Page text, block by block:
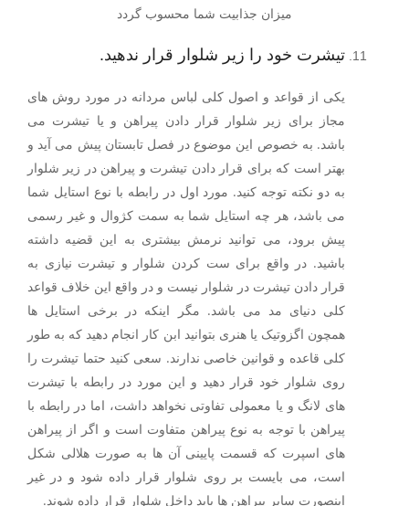
میزان جذابیت شما محسوب گردد
تیشرت خود را زیر شلوار قرار ندهید.
یکی از قواعد و اصول کلی لباس مردانه در مورد روش های
مجاز برای زیر شلوار قرار دادن پیراهن و یا تیشرت می
باشد. به خصوص این موضوع در فصل تابستان پیش می آید و
بهتر است که برای قرار دادن تیشرت و پیراهن در زیر شلوار
به دو نکته توجه کنید. مورد اول در رابطه با نوع استایل شما
می باشد، هر چه استایل شما به سمت کژوال و غیر رسمی
پیش برود، می توانید نرمش بیشتری به این قضیه داشته
باشید. در واقع برای ست کردن شلوار و تیشرت نیازی به
قرار دادن تیشرت در شلوار نیست و در واقع این خلاف قواعد
کلی دنیای مد می باشد. مگر اینکه در برخی استایل ها
همچون اگزوتیک یا هنری بتوانید ابن کار انجام دهید که به طور
کلی قاعده و قوانین خاصی ندارند. سعی کنید حتما تیشرت را
روی شلوار خود قرار دهید و این مورد در رابطه با تیشرت
های لانگ و یا معمولی تفاوتی نخواهد داشت، اما در رابطه با
پیراهن با توجه به نوع پیراهن متفاوت است و اگر از پیراهن
های اسپرت که قسمت پایینی آن ها به صورت هلالی شکل
است، می بایست بر روی شلوار قرار داده شود و در غیر
اینصورت سایر پیراهن ها باید داخل شلوار قرار داده شوند.